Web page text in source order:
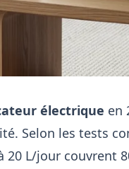
électrique en
Selon les tests
20 L/jour couvrent